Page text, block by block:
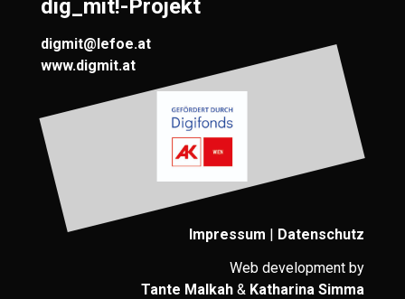
dig_mit!-Projekt
digmit@lefoe.at
www.digmit.at
Impressum | Datenschutz
Web development by
Tante Malkah & Katharina Simma